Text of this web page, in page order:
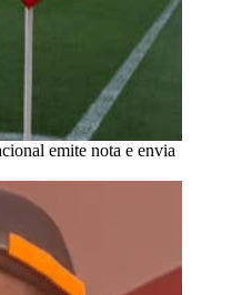
emite nota e envia